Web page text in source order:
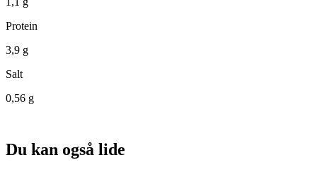
Protein
3,9 g
Salt
0,56 g
Du kan også lide